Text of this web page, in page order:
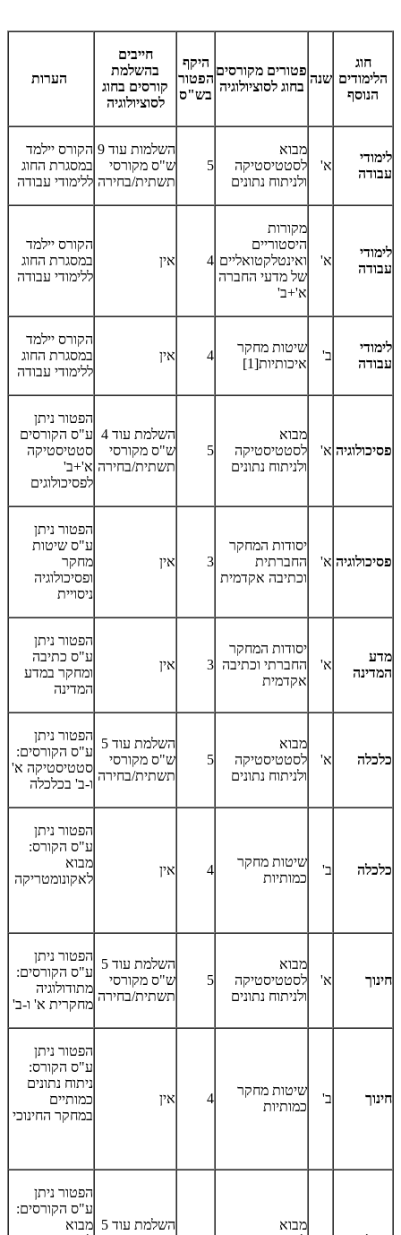
חוג
הלימודים
הנוסף
שנה
פטורים מקורסים
בחוג לסוציולוגיה
היקף
הפטור
בש"ס
חייבים
בהשלמת
קורסים בחוג
לסוציולוגיה
הערות
לימודי
עבודה
א'
מבוא
לסטטיסטיקה
ולניתוח נתונים
5
השלמות עוד 9
ש"ס מקורסי
תשתית/בחירה
הקורס יילמד
במסגרת החוג
ללימודי עבודה
לימודי
עבודה
א'
מקורות
היסטוריים
ואינטלקטואליים
של מדעי החברה
א'+ב'
4 אין
הקורס יילמד
במסגרת החוג
ללימודי עבודה
לימודי
עבודה
ב'
שיטות מחקר
איכותיות[1]
4 אין
הקורס יילמד
במסגרת החוג
ללימודי עבודה
פסיכולוגיה א'
מבוא
לסטטיסטיקה
ולניתוח נתונים
5
השלמת עוד 4
ש"ס מקורסי
תשתית/בחירה
הפטור ניתן
ע"ס הקורסים
סטטיסטיקה
א'+ב'
לפסיכולוגים
פסיכולוגיה א'
יסודות המחקר
החברתית
וכתיבה אקדמית
3 אין
הפטור ניתן
ע"ס שיטות
מחקר
ופסיכולוגיה
ניסויית
מדע
המדינה
א'
יסודות המחקר
החברתי וכתיבה
אקדמית
3 אין
הפטור ניתן
ע"ס כתיבה
ומחקר במדע
המדינה
כלכלה א'
מבוא
לסטטיסטיקה
ולניתוח נתונים
5
השלמת עוד 5
ש"ס מקורסי
תשתית/בחירה
הפטור ניתן
ע"ס הקורסים:
סטטיסטיקה א'
ו-ב' בכלכלה
כלכלה ב'
שיטות מחקר
כמותיות
4 אין
הפטור ניתן
ע"ס הקורס:
מבוא
לאקונומטריקה
חינוך א'
מבוא
לסטטיסטיקה
ולניתוח נתונים
5
השלמת עוד 5
ש"ס מקורסי
תשתית/בחירה
הפטור ניתן
ע"ס הקורסים:
מתודולוגיה
מחקרית א' ו-ב'
חינוך ב'
שיטות מחקר
כמותיות
4 אין
הפטור ניתן
ע"ס הקורס:
ניתוח נתונים
כמותיים
במחקר החינוכי
מבוא
השלמת עוד 5
הפטור ניתן
ע"ס הקורסים:
מבוא